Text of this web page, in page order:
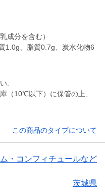
成分を含む）
1.0g、脂質0.7g、炭水化物6
.
（10℃以下）に保管の上、
この商品のタイプについて
・コンフィチュールなど
茨城県